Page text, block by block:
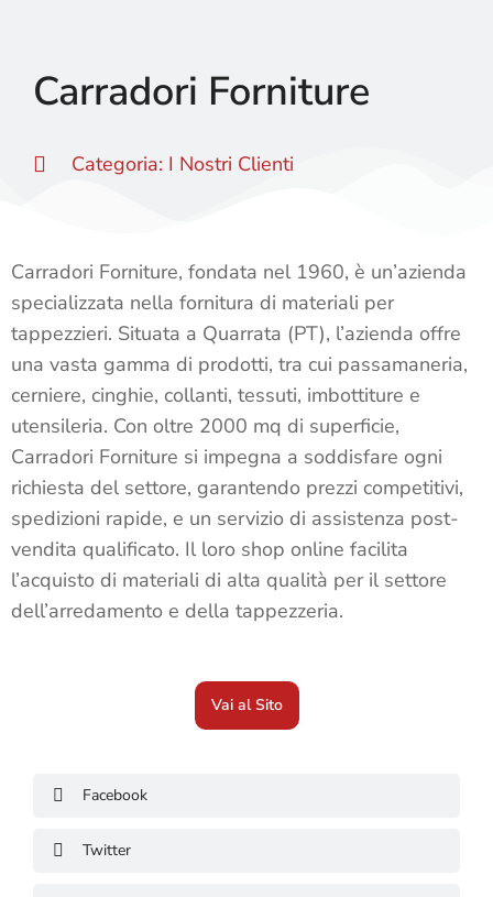
Carradori Forniture
Categoria: I Nostri Clienti
Carradori Forniture, fondata nel 1960, è un’azienda
specializzata nella fornitura di materiali per
tappezzieri. Situata a Quarrata (PT), l’azienda offre
una vasta gamma di prodotti, tra cui passamaneria,
cerniere, cinghie, collanti, tessuti, imbottiture e
utensileria. Con oltre 2000 mq di superficie,
Carradori Forniture si impegna a soddisfare ogni
richiesta del settore, garantendo prezzi competitivi,
spedizioni rapide, e un servizio di assistenza post-
vendita qualificato. Il loro shop online facilita
l’acquisto di materiali di alta qualità per il settore
dell’arredamento e della tappezzeria.
Vai al Sito
Facebook
Twitter